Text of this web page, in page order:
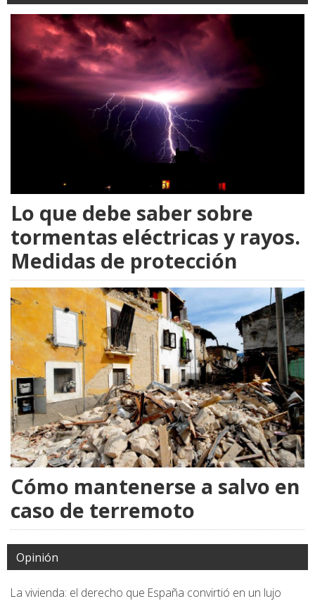
Lo que debe saber sobre
tormentas eléctricas y rayos.
Medidas de protección
Cómo mantenerse a salvo en
caso de terremoto
Opinión
La vivienda: el derecho que España convirtió en un lujo